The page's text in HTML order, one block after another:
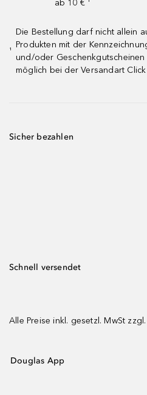
ab 10 € ¹
¹
Die Bestellung darf nicht allein
Produkten mit der
und/oder Geschenkgutscheinen
möglich bei der Versandart
Sicher bezahlen
Schnell versendet
Alle Preise inkl. gesetzl. MwSt zzgl.
Douglas App